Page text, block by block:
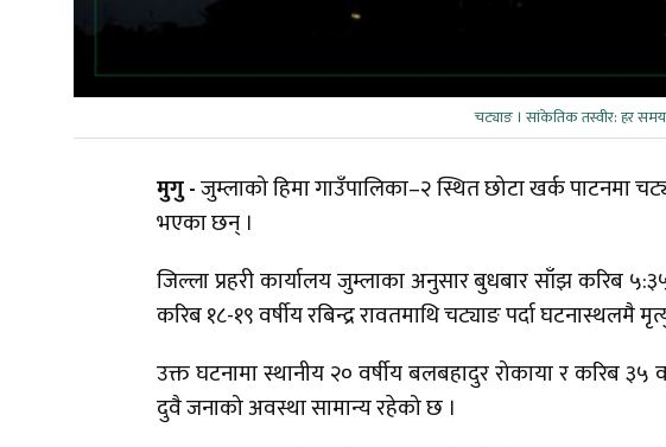
चट्याङ । सांकेतिक तस्वीर: हर
मुगु -जुम्लाको हिमा गाउँपालिका–२ स्थित छोटा खर्क
भएका छन् ।
जिल्ला प्रहरी कार्यालय जुम्लाका अनुसार बुधबार साँझ करिब
करिब १८-१९ वर्षीय रबिन्द्र रावतमाथि चट्याङ पर्दा घटनास्थलमै
उक्त घटनामा स्थानीय २० वर्षीय बलबहादुर रोकाया र करिब
दुवै जनाको अवस्था सामान्य रहेको छ ।